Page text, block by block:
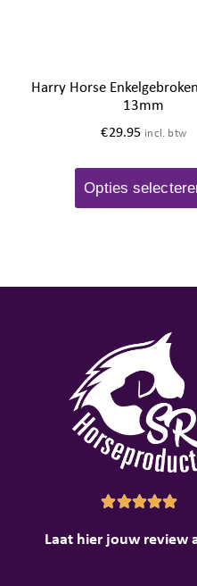
Harry Horse
13mm
€29.95 incl. btw
Opties

Laat hier jouw review